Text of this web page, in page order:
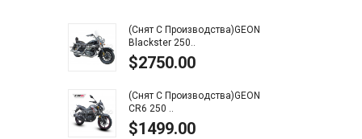
(Снят С Производства)GEON
Blackster 250..
$2750.00
(Снят С Производства)GEON
CR6 250 ..
$1499.00